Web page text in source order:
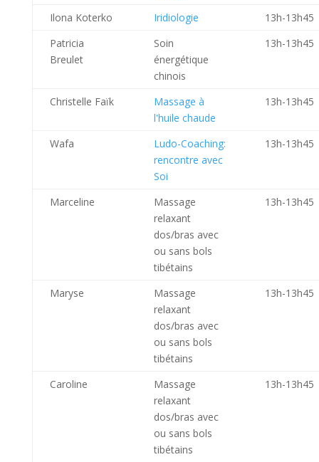
Ilona Koterko Iridiologie
13h-13h45
Patricia
Breulet
Soin
énergétique
chinois
13h-13h45
Christelle Faïk
Massage à
l'huile chaude
13h-13h45
Wafa
Ludo-Coaching:
rencontre avec
Soi
13h-13h45
Marceline
Massage
relaxant
dos/bras avec
ou sans bols
tibétains
13h-13h45
Maryse
Massage
relaxant
dos/bras avec
ou sans bols
tibétains
13h-13h45
Caroline
Massage
relaxant
dos/bras avec
ou sans bols
tibétains
13h-13h45